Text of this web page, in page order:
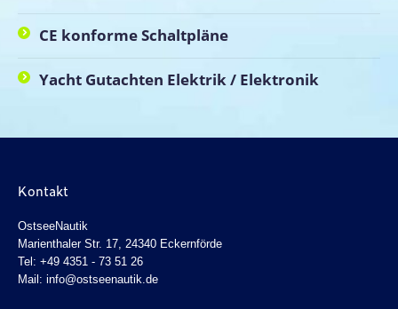
CE konforme Schaltpläne
Yacht Gutachten Elektrik / Elektronik
Kontakt
OstseeNautik
Marienthaler Str. 17, 24340 Eckernförde
Tel: +49 4351 - 73 51 26
Mail: info@ostseenautik.de